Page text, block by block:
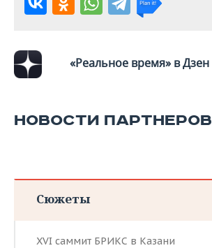
ХОККЕЙ С МЯЧОМ
ПРОИСШЕСТВИЯ
«Реальное время» в Дзен
НОВОСТИ ПАРТНЕРОВ
Сюжеты
XVI саммит БРИКС в Казани